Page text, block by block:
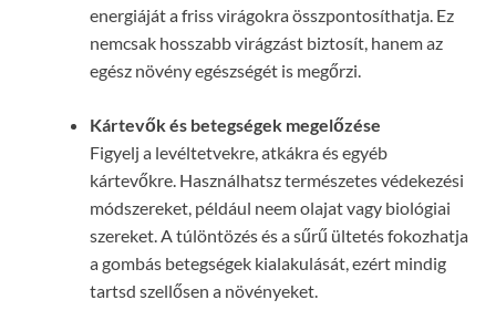
energiáját a friss virágokra összpontosíthatja. Ez
nemcsak hosszabb virágzást biztosít, hanem az
egész növény egészségét is megőrzi.
Kártevők és betegségek megelőzése
Figyelj a levéltetvekre, atkákra és egyéb
kártevőkre. Használhatsz természetes védekezési
módszereket, például neem olajat vagy biológiai
szereket. A túlöntözés és a sűrű ültetés fokozhatja
a gombás betegségek kialakulását, ezért mindig
tartsd szellősen a növényeket.